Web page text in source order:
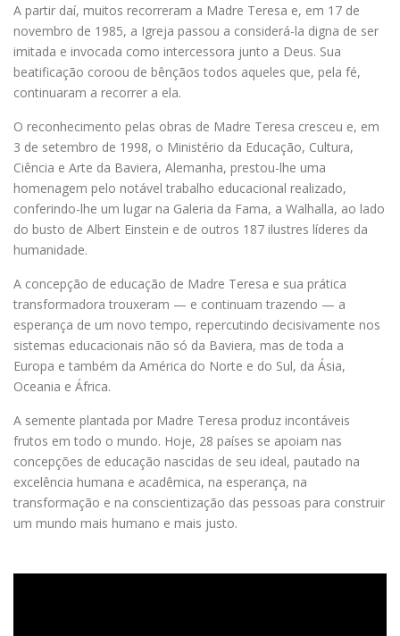
A partir daí, muitos recorreram a Madre Teresa e, em 17 de
novembro de 1985, a Igreja passou a considerá-la digna de ser
imitada e invocada como intercessora junto a Deus. Sua
beatificação coroou de bênçãos todos aqueles que, pela fé,
continuaram a recorrer a ela.
O reconhecimento pelas obras de Madre Teresa cresceu e, em
3 de setembro de 1998, o Ministério da Educação, Cultura,
Ciência e Arte da Baviera, Alemanha, prestou-lhe uma
homenagem pelo notável trabalho educacional realizado,
conferindo-lhe um lugar na Galeria da Fama, a Walhalla, ao lado
do busto de Albert Einstein e de outros 187 ilustres líderes da
humanidade.
A concepção de educação de Madre Teresa e sua prática
transformadora trouxeram — e continuam trazendo — a
esperança de um novo tempo, repercutindo decisivamente nos
sistemas educacionais não só da Baviera, mas de toda a
Europa e também da América do Norte e do Sul, da Ásia,
Oceania e África.
A semente plantada por Madre Teresa produz incontáveis
frutos em todo o mundo. Hoje, 28 países se apoiam nas
concepções de educação nascidas de seu ideal, pautado na
excelência humana e acadêmica, na esperança, na
transformação e na conscientização das pessoas para construir
um mundo mais humano e mais justo.